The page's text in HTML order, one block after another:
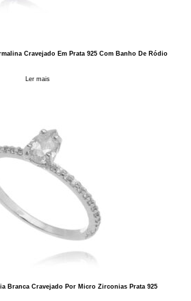
Cravejado Em Prata 925 Com Banho De Ródio
Ler mais
Branca Cravejado Por Micro Zirconias Prata 925